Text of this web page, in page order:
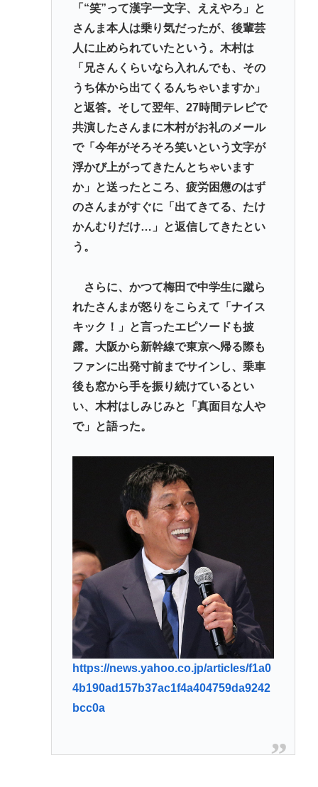
Powered by livedoor 相互RSS
「“笑”って漢字一文字、ええやろ」と
さんま本人は乗り気だったが、後輩芸
人に止められていたという。木村は
「兄さんくらいなら入れんでも、その
うち体から出てくるんちゃいますか」
と返答。そして翌年、27時間テレビで
共演したさんまに木村がお礼のメール
で「今年がそろそろ笑いという文字が
浮かび上がってきたんとちゃいます
か」と送ったところ、疲労困憊のはず
のさんまがすぐに「出てきてる、たけ
かんむりだけ…」と返信してきたとい
う。
さらに、かつて梅田で中学生に蹴ら
れたさんまが怒りをこらえて「ナイス
キック！」と言ったエピソードも披
露。大阪から新幹線で東京へ帰る際も
ファンに出発寸前までサインし、乗車
後も窓から手を振り続けているとい
い、木村はしみじみと「真面目な人や
で」と語った。
https://news.yahoo.co.jp/articles/f1a0
4b190ad157b37ac1f4a404759da9242
bcc0a